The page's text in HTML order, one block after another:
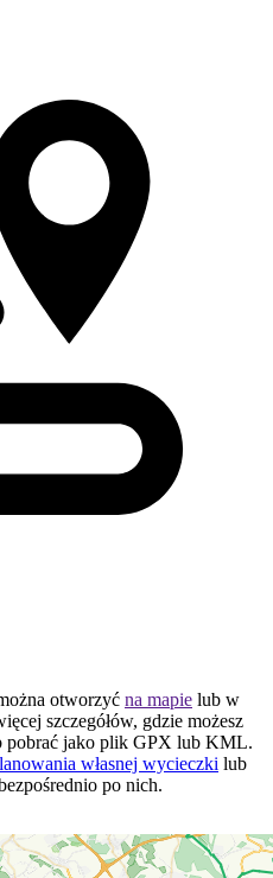
otworzyć na mapie lub w
szczegółów, gdzie możesz
pobrać jako plik GPX lub KML.
własnej wycieczki lub
po nich.